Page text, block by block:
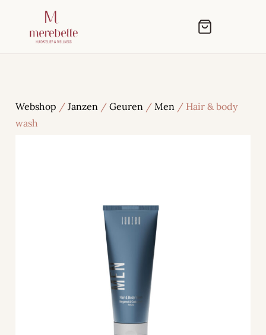
Webshop / Janzen / Geuren / Men / Hair & body
wash